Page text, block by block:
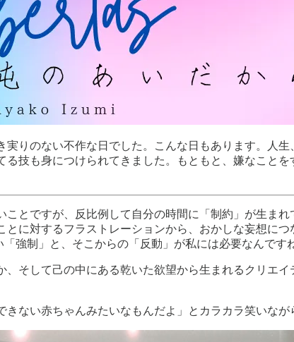
りのない不作な日でした。こんな日もあります。人
技も身につけられてきました。もともと、嫌なこと
とですが、反比例して自分の時間に「制約」が生ま
に対するフラストレーションから、おかしな妄想に
強制」と、そこからの「反動」が私には必要なんです
そして己の中にある乾いた欲望から生まれるクリエ
ない赤ちゃんみたいなもんだよ」とカラカラ笑いなが